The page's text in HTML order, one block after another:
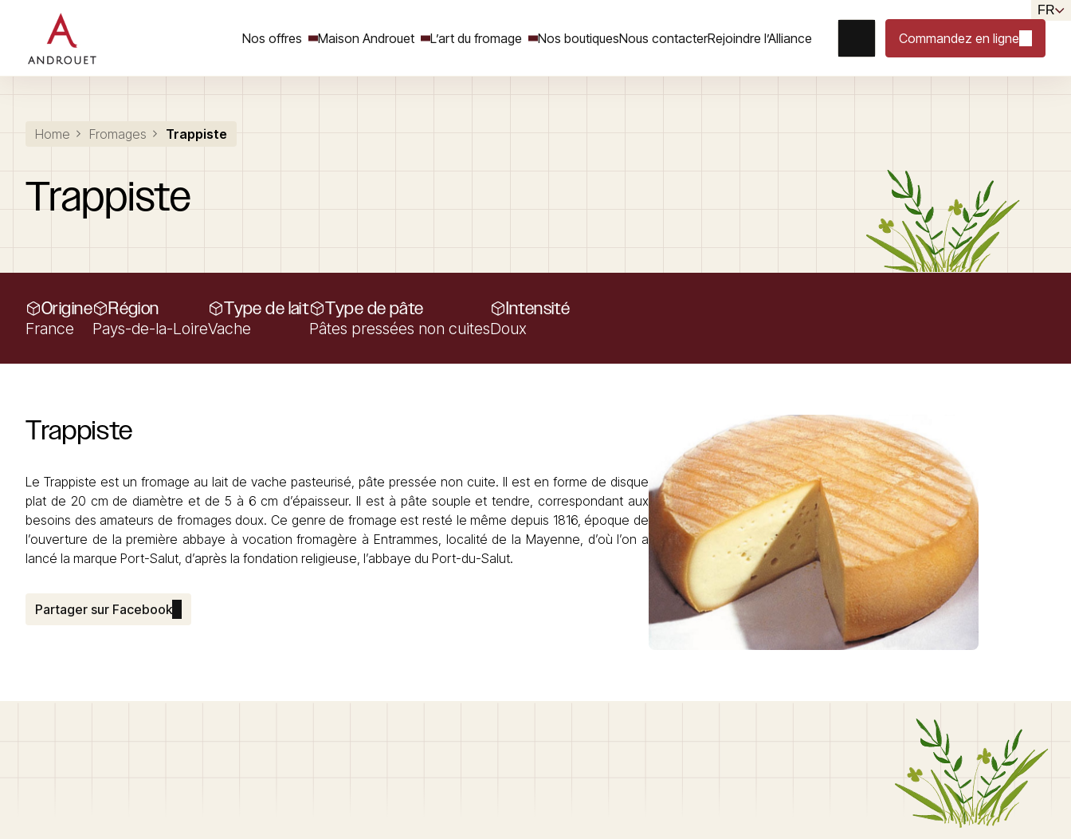
Nos offres Maison Androuet L’art du fromage Nos boutiquesNous contacterRejoindre l’Alliance Commandez en ligne
FR
Rechercher un mot clé
Home Fromages Trappiste
Trappiste
Origine
France
Région
Pays-de-la-Loire
Type de lait
Vache
Type de pâte
Pâtes pressées non cuites
Intensité
Doux
Trappiste
Le Trappiste est un fromage au lait de vache pasteurisé, pâte pressée non cuite. Il est en forme de disque
plat de 20 cm de diamètre et de 5 à 6 cm d’épaisseur. Il est à pâte souple et tendre, correspondant aux
besoins des amateurs de fromages doux. Ce genre de fromage est resté le même depuis 1816, époque de
l’ouverture de la première abbaye à vocation fromagère à Entrammes, localité de la Mayenne, d’où l’on a
lancé la marque Port-Salut, d’après la fondation religieuse, l’abbaye du Port-du-Salut.
Partager sur Facebook